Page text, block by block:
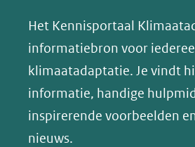
nieuw
(verwijst
naar
een
in
naar
een
in
nieuw
naar
een
p
B
e
s
naar
een
andere
website)
Het Kennisportaal
informatiebron voor
klimaatadaptatie. Je vindt
informatie, handige
inspirerende voorbeelden
nieuws.